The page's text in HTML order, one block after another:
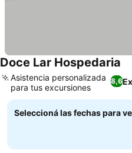
Doce Lar Hospedaria
8,6
Asistencia personalizada
para tus excursiones
Seleccioná las fechas para